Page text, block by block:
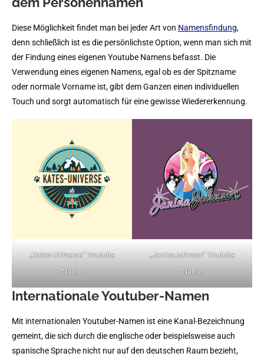
Diese Möglichkeit findet man bei jeder Art von Namensfindung,
denn schließlich ist es die persönlichste Option, wenn man sich mit
der Findung eines eigenen Youtube Namens befasst. Die
Verwendung eines eigenen Namens, egal ob es der Spitzname
oder normale Vorname ist, gibt dem Ganzen einen individuellen
Touch und sorgt automatisch für eine gewisse Wiedererkennung.
„Kates-Universe“ Youtube
Name
„JaninaJohnson“ Youtube
Name
Internationale Youtuber-Namen
Mit internationalen Youtuber-Namen ist eine Kanal-Bezeichnung
gemeint, die sich durch die englische oder beispielsweise auch
spanische Sprache nicht nur auf den deutschen Raum bezieht,